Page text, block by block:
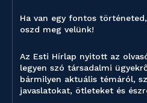
Ha van egy fontos
oszd meg velünk!
Az Esti Hírlap nyitott az
legyen szó társadalmi
bármilyen aktuális témáról,
javaslatokat, ötleteket és